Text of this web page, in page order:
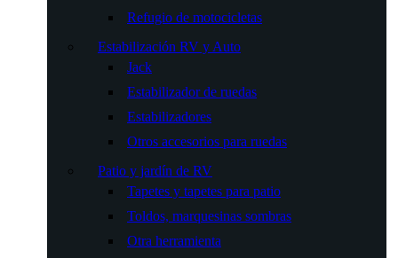
Refugio de motocicletas
Estabilización RV y Auto
Jack
Estabilizador de ruedas
Estabilizadores
Otros accesorios para ruedas
Patio y jardín de RV
Tapetes y tapetes para patio
Toldos, marquesinas sombras
Otra herramienta